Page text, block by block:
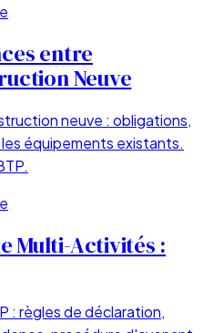
entre
Neuve
neuve : obligations,
équipements existants.
Multi-Activités :
: règles de déclaration,